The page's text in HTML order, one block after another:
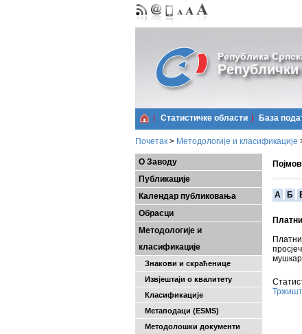
Република
Републички
Статистичке области Базa
Почетак > Методологије и класификације
О Заводу
Публикације
Календар публиковања
Обрасци
Методологије и
класификације
Знакови и скраћенице
Извјештаји о квалитету
Класификације
Метаподаци (ESMS)
Методолошки документи
A Б
Платни